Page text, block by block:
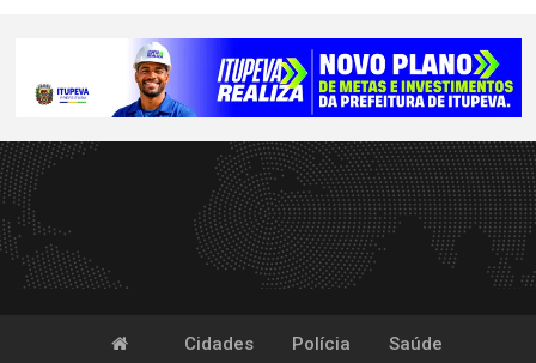
Cidades Polícia Saúde